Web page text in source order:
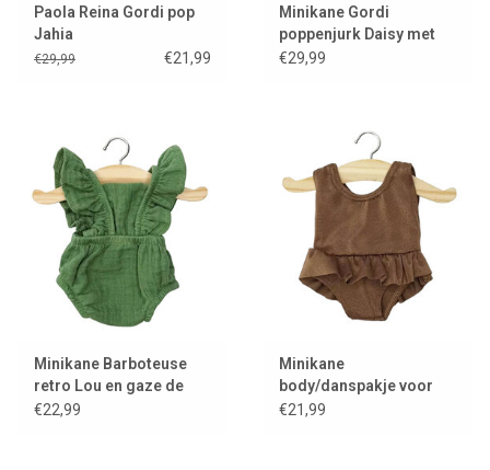
Paola Reina Gordi pop
Jahia
€29,99 €21,99
Minikane Gordi
poppenjurk Daisy met
hoofdband / latte
€29,99
Minikane Barboteuse
retro Lou en gaze de
coton ortie / Gordi
€22,99
Minikane
body/danspakje voor
Gordi poppen / choco
€21,99